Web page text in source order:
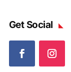
Get Social